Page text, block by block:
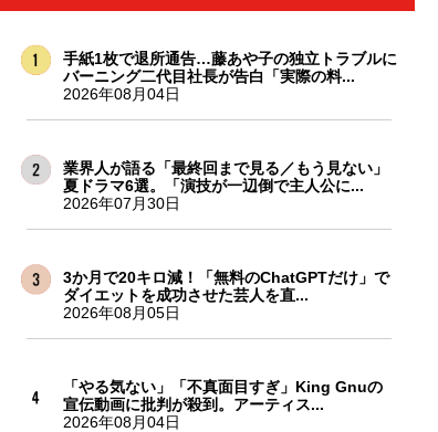
手紙1枚で退所通告…藤あや子の独立トラブルに
バーニング二代目社長が告白「実際の料...
2026年08月04日
業界人が語る「最終回まで見る／もう見ない」
夏ドラマ6選。「演技が一辺倒で主人公に...
2026年07月30日
3か月で20キロ減！「無料のChatGPTだけ」で
ダイエットを成功させた芸人を直...
2026年08月05日
「やる気ない」「不真面目すぎ」King Gnuの
宣伝動画に批判が殺到。アーティス...
2026年08月04日